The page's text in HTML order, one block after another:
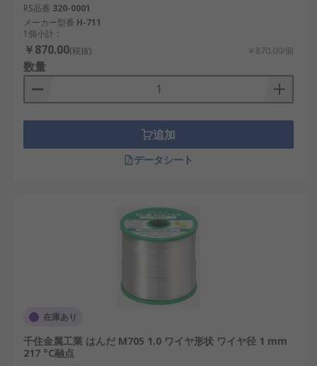
RS品番 320-0001
メーカー型番 H-711
1個小計：
￥870.00(税抜) ￥870.00/個
数量
追加
データシート
在庫あり
千住金属工業 はんだ M705 1.0 ワイヤ形状 ワイヤ径 1 mm
217 °C融点